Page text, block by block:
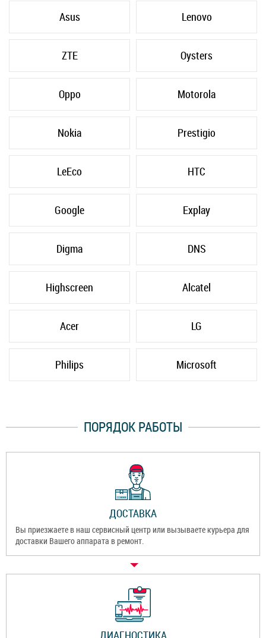
Asus Lenovo
ZTE Oysters
Oppo Motorola
Nokia Prestigio
LeEco HTC
Google Explay
Digma DNS
Highscreen Alcatel
Acer LG
Philips Microsoft
ПОРЯДОК РАБОТЫ
ДОСТАВКА
Вы приезжаете в наш сервисный центр или вызываете курьера для
доставки Вашего аппарата в ремонт.
ДИАГНОСТИКА